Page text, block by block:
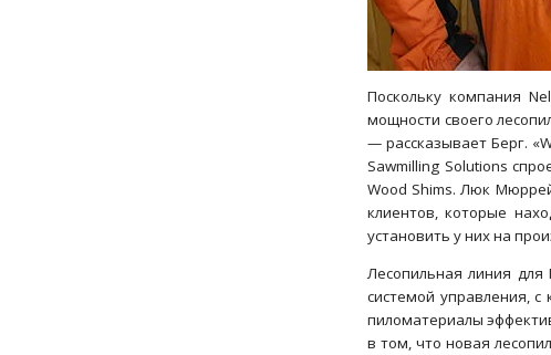
Поскольку компания
мощности своего
— рассказывает Берг.
Sawmilling Solutions
Wood Shims. Люк
клиентов, которые
установить у них на
Лесопильная линия
системой управления,
пиломатериалы
в том, что новая